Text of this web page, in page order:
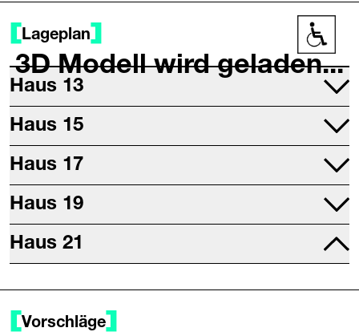
Lageplan
Haus 13
Projektraum
Druckwerkstatt
Haus 15
Mettallwerkstatt
Haus 17
Studio 17
Digitalwerkstatt
Haus 19
Sitzungsräume
Restaurant (Chuchi am Wasser)
Haus 21
Saal
Probebühne
3D Modell wird geladen...
Vorschläge